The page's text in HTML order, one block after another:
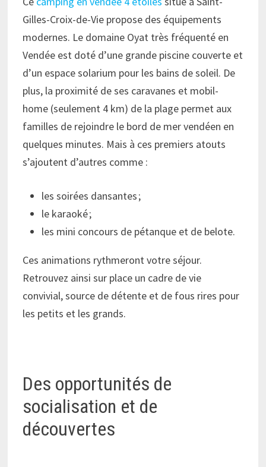
Gilles-Croix-de-Vie propose des équipements
modernes. Le domaine Oyat très fréquenté en
Vendée est doté d’une grande piscine couverte et
d’un espace solarium pour les bains de soleil. De
plus, la proximité de ses caravanes et mobil-
home (seulement 4 km) de la plage permet aux
familles de rejoindre le bord de mer vendéen en
quelques minutes. Mais à ces premiers atouts
s’ajoutent d’autres comme :
les soirées dansantes ;
le karaoké ;
les mini concours de pétanque et de belote.
Ces animations rythmeront votre séjour.
Retrouvez ainsi sur place un cadre de vie
convivial, source de détente et de fous rires pour
les petits et les grands.
Des opportunités de
socialisation et de
découvertes